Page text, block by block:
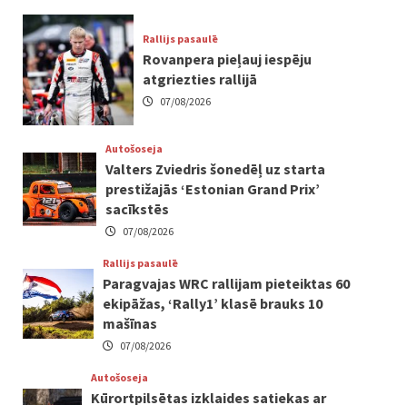
Rallijs pasaulē
Rovanpera pieļauj iespēju
atgriezties rallijā
07/08/2026
Autošoseja
Valters Zviedris šonedēļ uz starta
prestižajās ‘Estonian Grand Prix’
sacīkstēs
07/08/2026
Rallijs pasaulē
Paragvajas WRC rallijam pieteiktas 60
ekipāžas, ‘Rally1’ klasē brauks 10
mašīnas
07/08/2026
Autošoseja
Kūrortpilsētas izklaides satiekas ar